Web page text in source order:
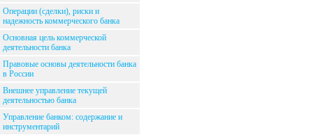
Операции (сделки), риски и
надежность коммерческого банка
Основная цель коммерческой
деятельности банка
Правовые основы деятельности банка
в России
Внешнее управление текущей
деятельностью банка
Управление банком: содержание и
инструментарий